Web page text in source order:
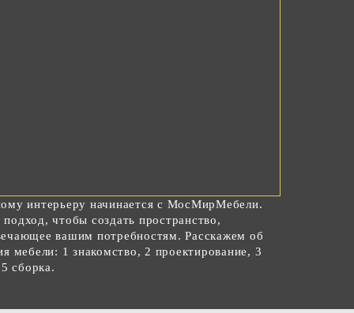
интерьеру начинается с МосМирМебели.
чтобы создать пространство,
вашим потребностям. Расскажем об
мебели: 1 знакомство, 2 проектирование, 3
сборка.